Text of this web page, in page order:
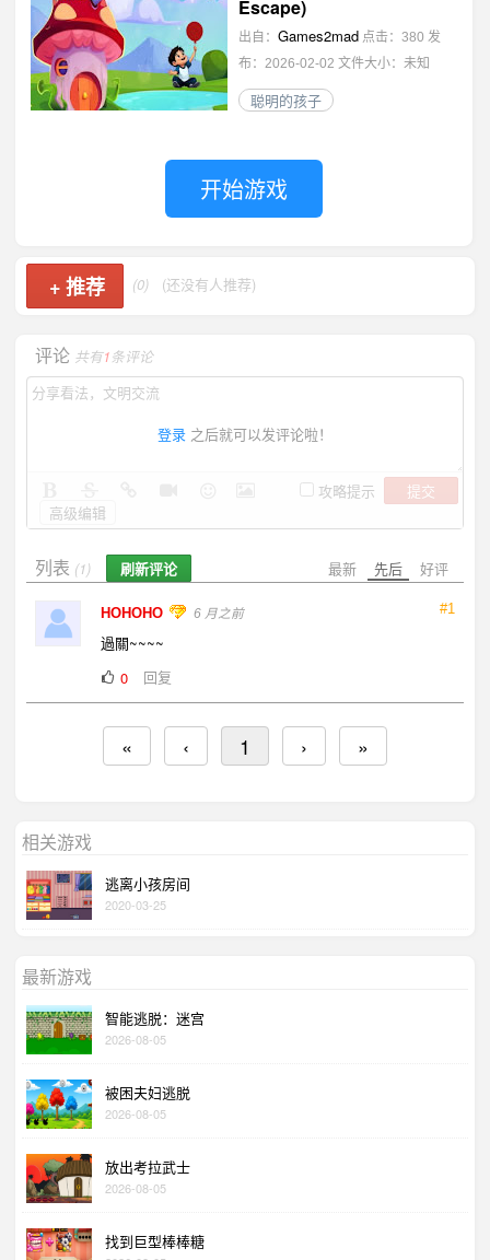
Escape)
出自： Games2mad 点击：380 发
布：2026-02-02 文件大小：未知
聪明的孩子
开始游戏
+推荐 (0) (还没有人推荐)
评论 共有1条评论
登录 之后就可以发评论啦！
攻略提示
提交
高级编辑
最新 先后 好评
列表 (1) 刷新评论
#1
HOHOHO 6 月之前
過關~~~~
0
回复
« ‹ 1 › »
相关游戏
逃离小孩房间
2020-03-25
最新游戏
智能逃脱：迷宫
2026-08-05
被困夫妇逃脱
2026-08-05
放出考拉武士
2026-08-05
找到巨型棒棒糖